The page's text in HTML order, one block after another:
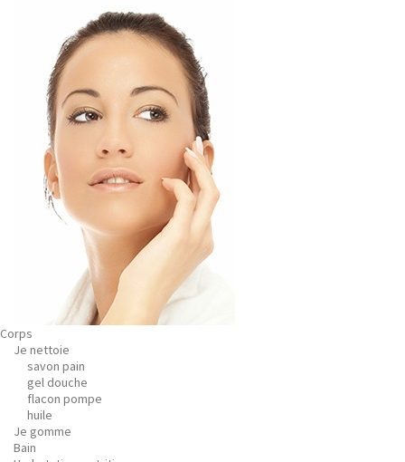
Corps
Je nettoie
savon pain
gel douche
flacon pompe
huile
Je gomme
Bain